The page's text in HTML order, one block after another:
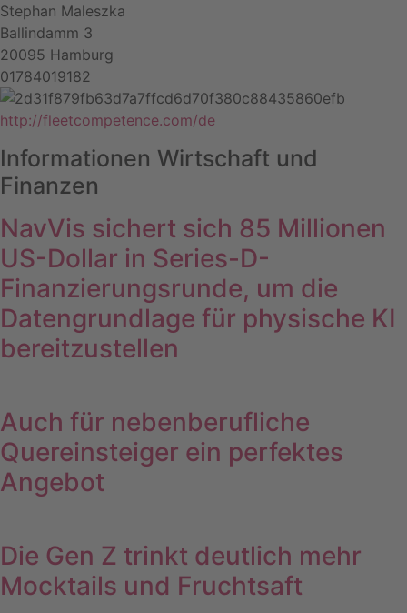
Stephan Maleszka
Ballindamm 3
20095 Hamburg
01784019182
http://fleetcompetence.com/de
Informationen Wirtschaft und
Finanzen
NavVis sichert sich 85 Millionen
US-Dollar in Series-D-
Finanzierungsrunde, um die
Datengrundlage für physische KI
bereitzustellen
Auch für nebenberufliche
Quereinsteiger ein perfektes
Angebot
Die Gen Z trinkt deutlich mehr
Mocktails und Fruchtsaft